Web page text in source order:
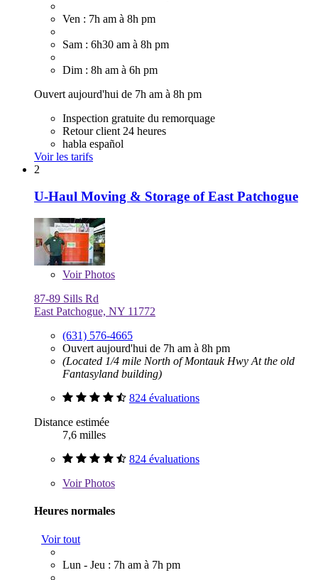
Ven : 7h am à 8h pm
Sam : 6h30 am à 8h pm
Dim : 8h am à 6h pm
Ouvert aujourd'hui de 7h am à 8h pm
Inspection gratuite du remorquage
Retour client 24 heures
habla español
Voir les tarifs
2
U-Haul Moving & Storage of East Patchogue
VoirPhotos
87-89 Sills Rd
East Patchogue, NY 11772
(631) 576-4665
Ouvert aujourd'hui de 7h am à 8h pm
(Located 1/4 mile North of Montauk Hwy At the old
Fantasyland building)
824 évaluations
Distance estimée
7,6 milles
824 évaluations
VoirPhotos
Heures normales
Voir tout
Lun - Jeu : 7h am à 7h pm